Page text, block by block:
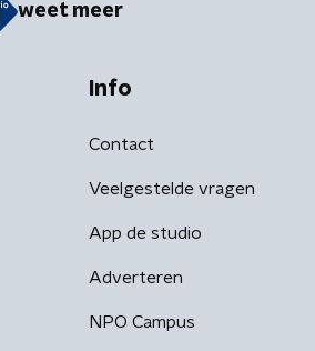
weet meer
Info
Contact
Veelgestelde vragen
App de studio
Adverteren
NPO Campus